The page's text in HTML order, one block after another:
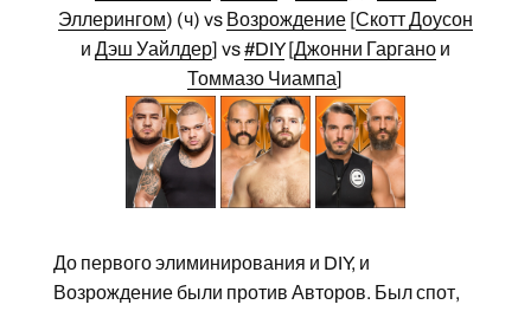
Эллерингом) (ч) vs Возрождение[Скотт Доусон
и Дэш Уайлдер] vs#DIY[Джонни Гарганои
Томмазо Чиампа]
До первого элиминирования и DIY, и
Возрождение были против Авторов. Был спот,